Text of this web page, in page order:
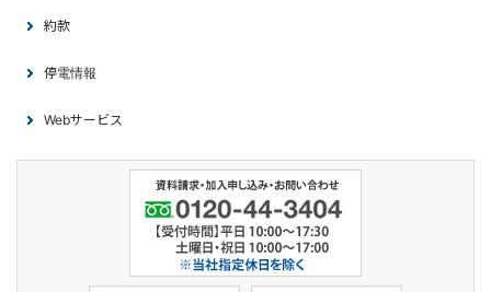
約款
停電情報
Webサービス